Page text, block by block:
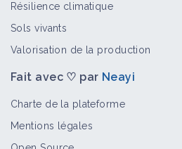
Résilience climatique
Sols vivants
Valorisation de la production
Fait avec ♡ par Neayi
Charte de la plateforme
Mentions légales